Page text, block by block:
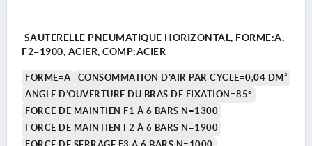
SAUTERELLE PNEUMATIQUE HORIZONTAL, FORME:A,
F2=1900, ACIER, COMP:ACIER
FORME=A
CONSOMMATION D’AIR PAR CYCLE=0,04 DM³
ANGLE D’OUVERTURE DU BRAS DE FIXATION=85°
FORCE DE MAINTIEN F1 À 6 BARS N=1300
FORCE DE MAINTIEN F2 À 6 BARS N=1900